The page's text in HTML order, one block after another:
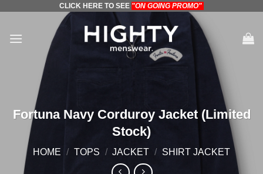
content
CLICK HERE TO SEE "ON GOING PROMO"
Fortuna Navy Corduroy Jacket (Limited
Stock)
HOME / TOPS / JACKET / SHIRT JACKET